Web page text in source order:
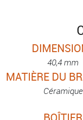
40,4 mm
MATIÈRE DU
Céramique